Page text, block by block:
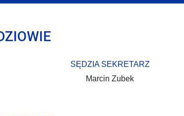
SĘDZIA SEKRETARZ
Marcin Zubek